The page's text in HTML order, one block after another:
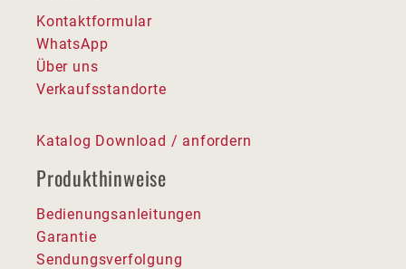
Kontaktformular
WhatsApp
Über uns
Verkaufsstandorte
Katalog Download / anfordern
Produkthinweise
Bedienungsanleitungen
Garantie
Sendungsverfolgung